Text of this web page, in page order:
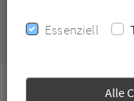
Essenziell
Alle